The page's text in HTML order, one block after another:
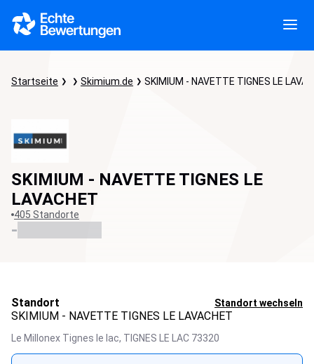
Startseite Skimium.de SKIMIUM - NAVETTE TIGNES LE
SKIMIUM - NAVETTE TIGNES LE
LAVACHET
405 Standorte
-
Standort Standort wechseln
SKIMIUM - NAVETTE TIGNES LE LAVACHET
Le Millonex Tignes le lac, TIGNES LE LAC 73320